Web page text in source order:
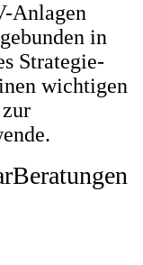
Anlagen
in
Strategie-
wichtigen